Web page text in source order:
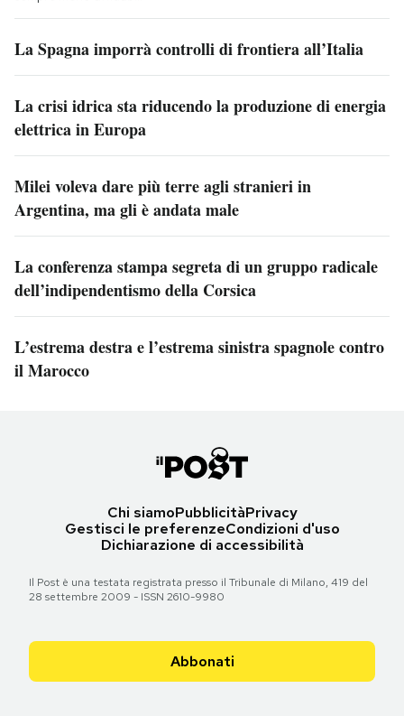
La Spagna imporrà controlli di frontiera all’Italia
La crisi idrica sta riducendo la produzione di energia
elettrica in Europa
Milei voleva dare più terre agli stranieri in
Argentina, ma gli è andata male
La conferenza stampa segreta di un gruppo radicale
dell’indipendentismo della Corsica
L’estrema destra e l’estrema sinistra spagnole contro
il Marocco
Chi siamoPubblicitàPrivacy
Gestisci le preferenzeCondizioni d'uso
Dichiarazione di accessibilità
Il Post è una testata registrata presso il Tribunale di Milano, 419 del
28 settembre 2009 - ISSN 2610-9980
Abbonati